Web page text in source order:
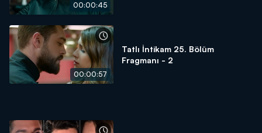
00:00:45
00:00:57
Tatlı İntikam 25. Bölüm
Fragmanı - 2